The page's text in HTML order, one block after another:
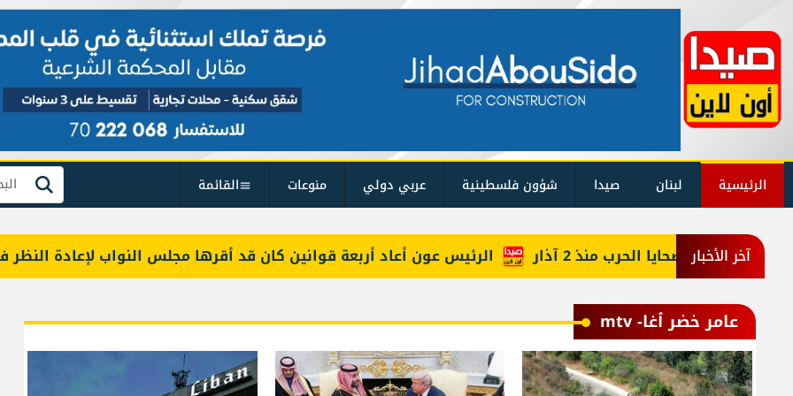
الرئيسية لبنان صيدا شؤون فلسطينية عربي دولي منوعات القائمة بحث
آخر الأخبار الرئيس عون أعاد أربعة قوانين كان قد أقرها مجلس النواب لإعادة النظر إليكم حصيلة ضحايا الحرب منذ 2 آذار
عامر خضر ٱغا- mtv